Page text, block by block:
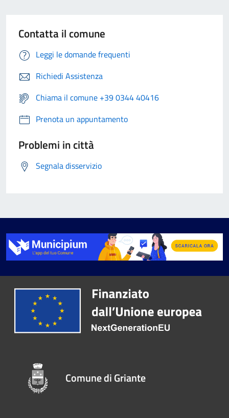
Contatta il comune
Leggi le domande frequenti
Richiedi Assistenza
Chiama il comune +39 0344 40416
Prenota un appuntamento
Problemi in città
Segnala disservizio
Comune di Griante